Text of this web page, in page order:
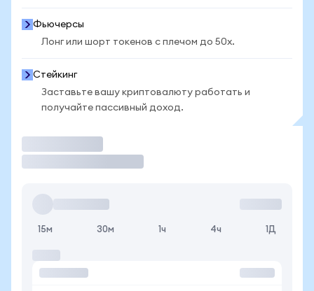
Фьючерсы
Лонг или шорт токенов с плечом до 50x.
Стейкинг
Заставьте вашу криптовалюту работать и
получайте пассивный доход.
15м 30м 1ч 4ч 1Д